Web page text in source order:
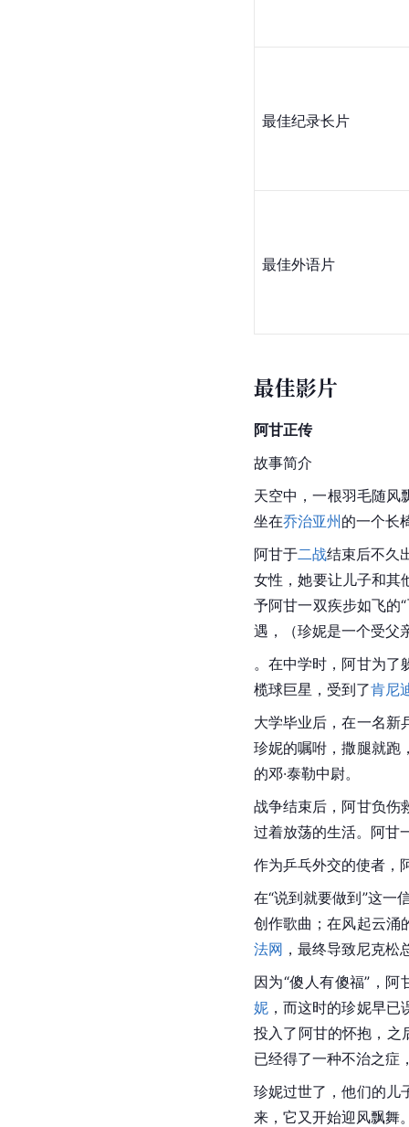
最佳纪录长片
最佳外语片
最佳影片
阿甘正传
故事简介
天空中，一根羽毛随风
坐在乔治亚州的一个长
阿甘于二战结束后不久
女性，她要让儿子和其
予阿甘一双疾步如飞的
遇，（珍妮是一个受父
。在中学时，阿甘为了
榄球巨星，受到了肯尼
大学毕业后，在一名新
珍妮的嘱咐，撒腿就跑
的邓·泰勒中尉。
战争结束后，阿甘负伤
过着放荡的生活。阿甘
作为乒乓外交的使者，
在“说到就要做到”这一
创作歌曲；在风起云涌
法网 ，最终导致尼克
因为“傻人有傻福”，
妮 ，而这时的珍妮早
投入了阿甘的怀抱，之
已经得了一种不治之症
珍妮过世了，他们的儿
来，它又开始迎风飘舞